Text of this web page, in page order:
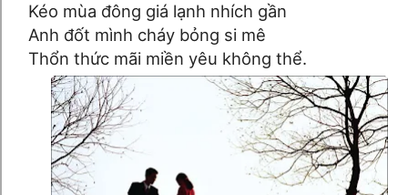
Kéo mùa đông giá lạnh nhích gần
Anh đốt mình cháy bỏng si mê
Thổn thức mãi miền yêu không thể.